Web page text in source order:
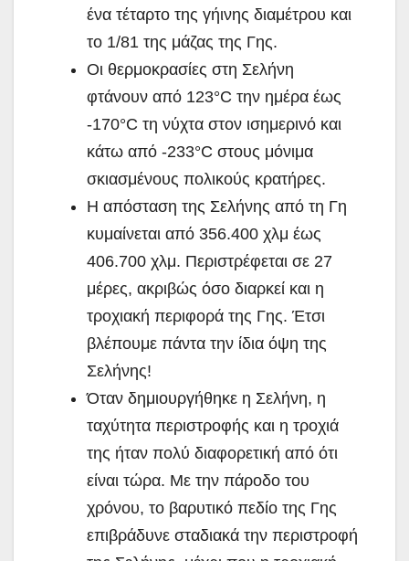
ένα τέταρτο της γήινης διαμέτρου και
το 1/81 της μάζας της Γης.
Οι θερμοκρασίες στη Σελήνη
φτάνουν από 123°C την ημέρα έως
-170°C τη νύχτα στον ισημερινό και
κάτω από -233°C στους μόνιμα
σκιασμένους πολικούς κρατήρες.
Η απόσταση της Σελήνης από τη Γη
κυμαίνεται από 356.400 χλμ έως
406.700 χλμ. Περιστρέφεται σε 27
μέρες, ακριβώς όσο διαρκεί και η
τροχιακή περιφορά της Γης. Έτσι
βλέπουμε πάντα την ίδια όψη της
Σελήνης!
Όταν δημιουργήθηκε η Σελήνη, η
ταχύτητα περιστροφής και η τροχιά
της ήταν πολύ διαφορετική από ότι
είναι τώρα. Με την πάροδο του
χρόνου, το βαρυτικό πεδίο της Γης
επιβράδυνε σταδιακά την περιστροφή